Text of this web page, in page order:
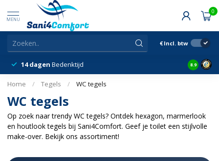
MENU
0
€ Incl. btw
14 dagen Bedenktijd Snelle
8.9
Home / Tegels / WC tegels
WC tegels
Op zoek naar trendy WC tegels? Ontdek hexagon, marmerlook
en houtlook tegels bij Sani4Comfort. Geef je toilet een stijlvolle
make-over. Bekijk ons assortiment!